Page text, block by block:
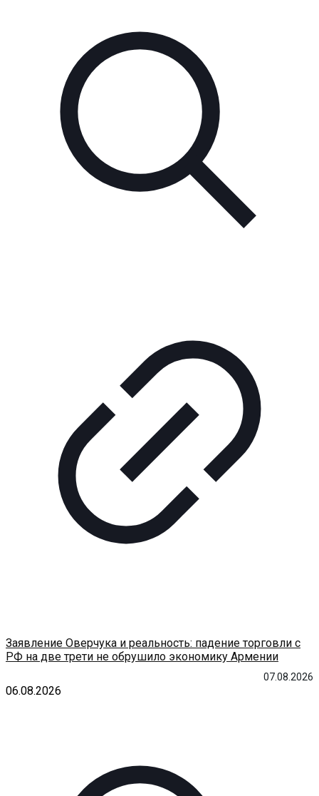
07.08.2026
Заявление Оверчука и реальность: падение торговли с
РФ на две трети не обрушило экономику Армении
06.08.2026